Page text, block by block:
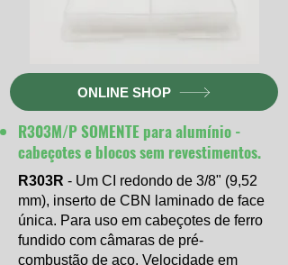
ONLINE SHOP
R303M/P SOMENTE para alumínio -
cabeçotes e blocos sem revestimentos.
R303R - Um CI redondo de 3/8" (9,52
mm), inserto de CBN laminado de face
única. Para uso em cabeçotes de ferro
fundido com câmaras de pré-
combustão de aço. Velocidade em